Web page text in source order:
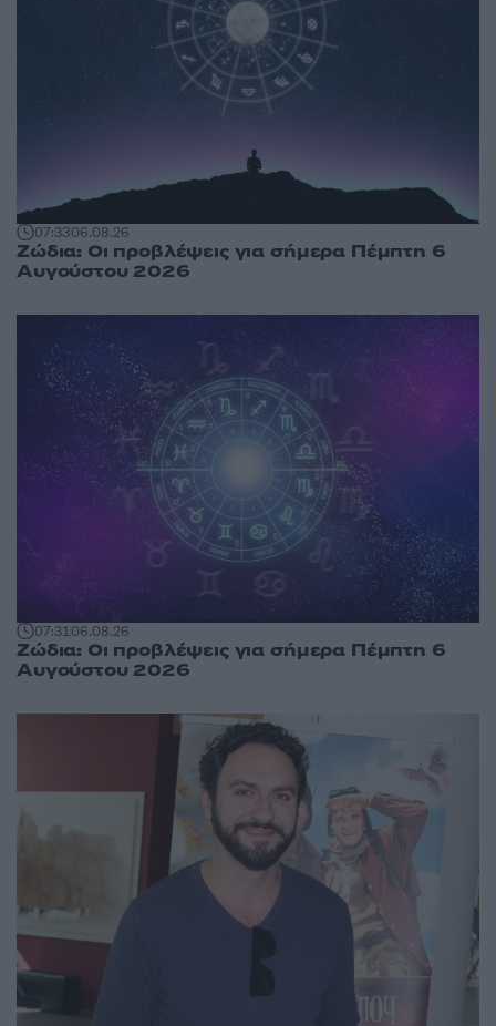
07:3306.08.26
Ζώδια: Οι προβλέψεις για σήμερα Πέμπτη 6
Αυγούστου 2026
07:3106.08.26
Ζώδια: Οι προβλέψεις για σήμερα Πέμπτη 6
Αυγούστου 2026